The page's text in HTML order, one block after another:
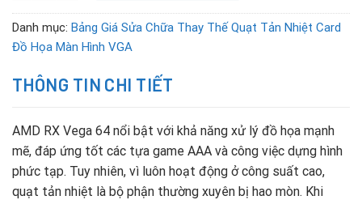
Danh mục: Bảng Giá Sửa Chữa Thay Thế Quạt Tản Nhiệt Card
Đồ Họa Màn Hình VGA
THÔNG TIN CHI TIẾT
AMD RX Vega 64 nổi bật với khả năng xử lý đồ họa mạnh
mẽ, đáp ứng tốt các tựa game AAA và công việc dựng hình
phức tạp. Tuy nhiên, vì luôn hoạt động ở công suất cao,
quạt tản nhiệt là bộ phận thường xuyên bị hao mòn. Khi